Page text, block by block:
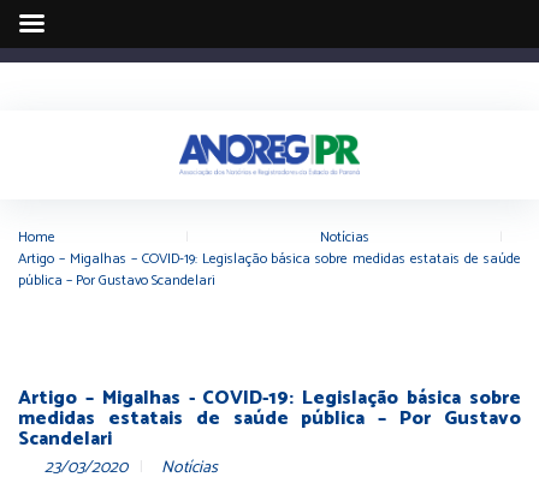
Home Notícias
Artigo – Migalhas – COVID-19: Legislação básica sobre medidas estatais de saúde
pública – Por Gustavo Scandelari
Artigo – Migalhas - COVID-19: Legislação básica sobre
medidas estatais de saúde pública – Por Gustavo
Scandelari
23/03/2020 Notícias